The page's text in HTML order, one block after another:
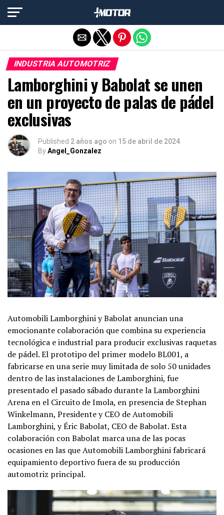
INDUSTRIA AUTOMOTRIZ
Lamborghini y Babolat se unen
en un proyecto de palas de pádel
exclusivas
Published 2 años ago on 15 de abril de 2024
ByAngel_Gonzalez
Automobili Lamborghini y Babolat anuncian una
emocionante colaboración que combina su experiencia
tecnológica e industrial para producir exclusivas raquetas
de pádel. El prototipo del primer modelo BL001, a
fabricarse en una serie muy limitada de solo 50 unidades
dentro de las instalaciones de Lamborghini, fue
presentado el pasado sábado durante la Lamborghini
Arena en el Circuito de Imola, en presencia de Stephan
Winkelmann, Presidente y CEO de Automobili
Lamborghini, y Éric Babolat, CEO de Babolat. Esta
colaboración con Babolat marca una de las pocas
ocasiones en las que Automobili Lamborghini fabricará
equipamiento deportivo fuera de su producción
automotriz principal.
Salir de la versión móvil